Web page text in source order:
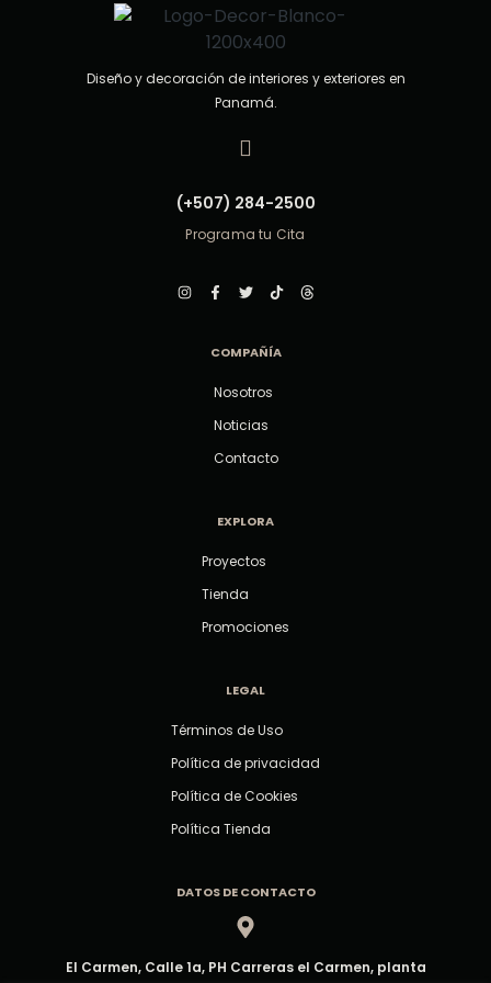
Diseño y decoración de interiores y exteriores en
Panamá.
(+507) 284-2500
Programa tu Cita
COMPAÑÍA
Nosotros
Noticias
Contacto
EXPLORA
Proyectos
Tienda
Promociones
LEGAL
Términos de Uso
Política de privacidad
Política de Cookies
Política Tienda
DATOS DE CONTACTO
El Carmen, Calle 1a, PH Carreras el Carmen, planta